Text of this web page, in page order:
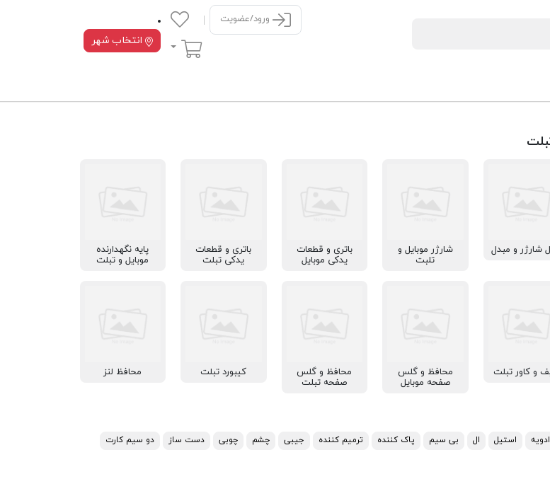
ورود/عضویت
سبد خرید انتخاب شهر
شارژر و مبدل
شارژر موبایل و
تلبت
باتری و قطعات
یدکی موبایل
باتری و قطعات
یدکی تبلت
پایه نگهدارنده
موبایل و تبلت
و کاور تبلت
محافظ و گلس
صفحه موبایل
محافظ و گلس
صفحه تبلت
کیبورد تبلت محافظ لنز
ادویه استیل ال بی سیم پاک کننده ترمیم کننده جیبی چشم چوبی دست ساز
دو سیم کارت